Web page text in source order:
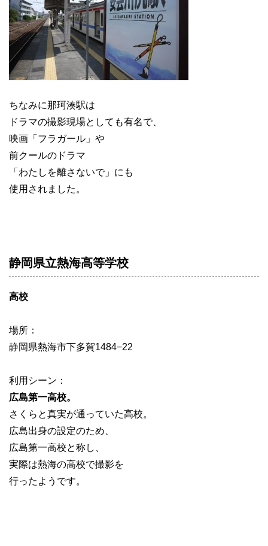
ちなみに那珂湊駅は
ドラマの撮影現場としても有名で、
映画「フラガール」や
前クールのドラマ
「わたしを離さないで」にも
使用されました。
静岡県立熱海高等学校
高校
場所：
静岡県熱海市下多賀1484−22
利用シーン：
広島第一高校。
さくらと真実が通っていた高校。
広島出身の設定のため、
広島第一高校と称し、
実際は熱海の高校で撮影を
行ったようです。